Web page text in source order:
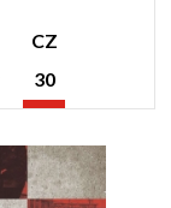
listę
dnia:
CZ
30
Listopad